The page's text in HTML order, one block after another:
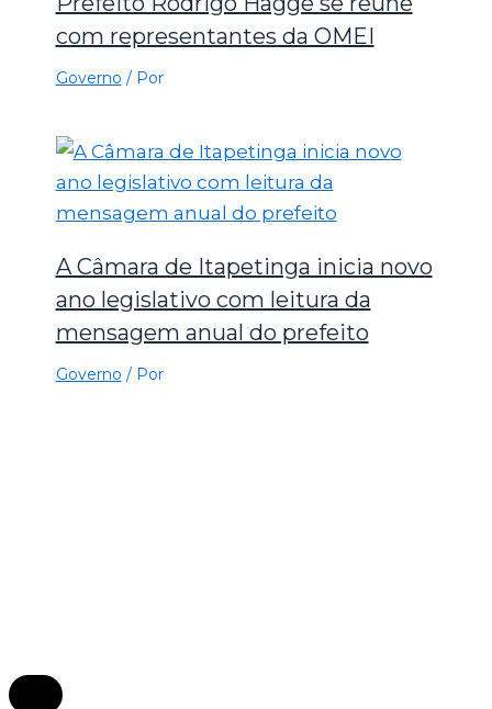
com representantes da OMEI
Governo / Por
A Câmara de Itapetinga inicia novo
ano legislativo com leitura da
mensagem anual do prefeito
Governo / Por